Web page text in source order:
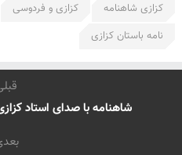
کزازی شاهنامه
کزازی و فردوسی
نامه باستان کزازی
شاهنامه با صدای استاد